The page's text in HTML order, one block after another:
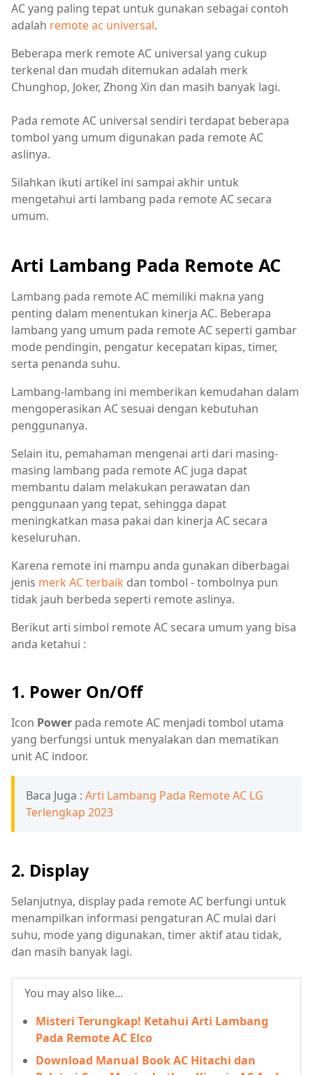
AC yang paling tepat untuk gunakan sebagai contoh
adalah remote ac universal.
Beberapa merk remote AC universal yang cukup
terkenal dan mudah ditemukan adalah merk
Chunghop, Joker, Zhong Xin dan masih banyak lagi.
Pada remote AC universal sendiri terdapat beberapa
tombol yang umum digunakan pada remote AC
aslinya.
Silahkan ikuti artikel ini sampai akhir untuk
mengetahui arti lambang pada remote AC secara
umum.
Arti Lambang Pada Remote AC
Lambang pada remote AC memiliki makna yang
penting dalam menentukan kinerja AC. Beberapa
lambang yang umum pada remote AC seperti gambar
mode pendingin, pengatur kecepatan kipas, timer,
serta penanda suhu.
Lambang-lambang ini memberikan kemudahan dalam
mengoperasikan AC sesuai dengan kebutuhan
penggunanya.
Selain itu, pemahaman mengenai arti dari masing-
masing lambang pada remote AC juga dapat
membantu dalam melakukan perawatan dan
penggunaan yang tepat, sehingga dapat
meningkatkan masa pakai dan kinerja AC secara
keseluruhan.
Karena remote ini mampu anda gunakan diberbagai
jenis merk AC terbaik dan tombol - tombolnya pun
tidak jauh berbeda seperti remote aslinya.
Berikut arti simbol remote AC secara umum yang bisa
anda ketahui :
1. Power On/Off
Icon Power pada remote AC menjadi tombol utama
yang berfungsi untuk menyalakan dan mematikan
unit AC indoor.
Baca Juga : Arti Lambang Pada Remote AC LG
Terlengkap 2023
2. Display
Selanjutnya, display pada remote AC berfungi untuk
menampilkan informasi pengaturan AC mulai dari
suhu, mode yang digunakan, timer aktif atau tidak,
dan masih banyak lagi.
You may also like...
Misteri Terungkap! Ketahui Arti Lambang
Pada Remote AC Elco
Download Manual Book AC Hitachi dan